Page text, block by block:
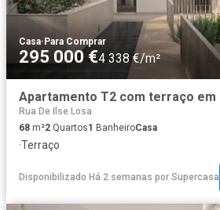
Casa·Para Comprar
295 000 €4 338 €/m²
Rua De Ilse Losa
68 m²2 Quartos1 BanheiroCasa
·Terraço
Disponibilizado Há 2 semanas por Supercasa